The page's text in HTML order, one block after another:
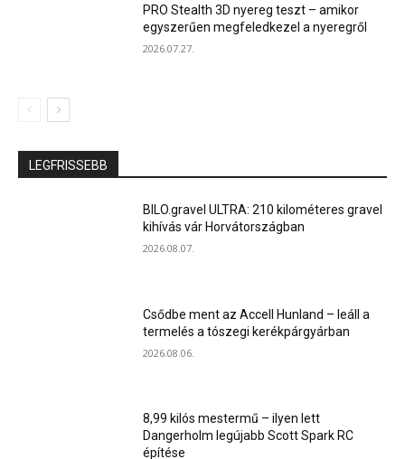
PRO Stealth 3D nyereg teszt – amikor
egyszerűen megfeledkezel a nyeregről
2026.07.27.
LEGFRISSEBB
BILO.gravel ULTRA: 210 kilométeres gravel
kihívás vár Horvátországban
2026.08.07.
Csődbe ment az Accell Hunland – leáll a
termelés a tószegi kerékpárgyárban
2026.08.06.
8,99 kilós mestermű – ilyen lett
Dangerholm legújabb Scott Spark RC
építése